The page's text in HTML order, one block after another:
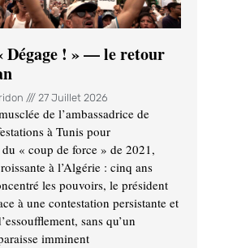
Dégage ! » — le retour
27 Juillet 2026
de l’ambassadrice de
à Tunis pour
du « coup de force » de 2021,
à l’Algérie : cinq ans
les pouvoirs, le président
à une contestation persistante et
sans qu’un
imminent